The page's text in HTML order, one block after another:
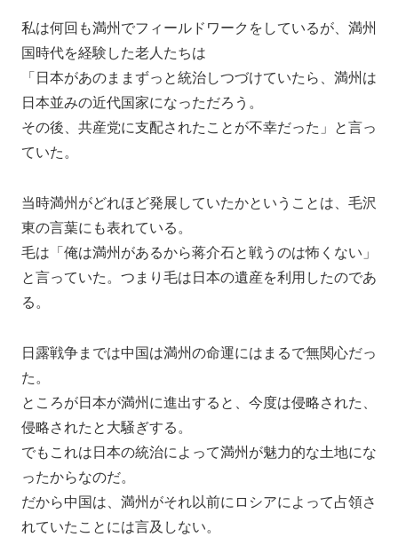
私は何回も満州でフィールドワークをしているが、満州
国時代を経験した老人たちは
「日本があのままずっと統治しつづけていたら、満州は
日本並みの近代国家になっただろう。
その後、共産党に支配されたことが不幸だった」と言っ
ていた。
当時満州がどれほど発展していたかということは、毛沢
東の言葉にも表れている。
毛は「俺は満州があるから蒋介石と戦うのは怖くない」
と言っていた。つまり毛は日本の遺産を利用したのであ
る。
日露戦争までは中国は満州の命運にはまるで無関心だっ
た。
ところが日本が満州に進出すると、今度は侵略された、
侵略されたと大騒ぎする。
でもこれは日本の統治によって満州が魅力的な土地にな
ったからなのだ。
だから中国は、満州がそれ以前にロシアによって占領さ
れていたことには言及しない。